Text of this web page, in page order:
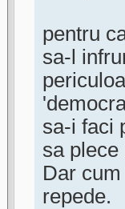
pentru
sa-l
sa-i faci
sa plece
Dar
repede.